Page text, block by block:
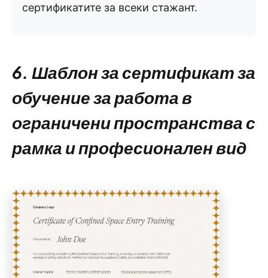
сертификатите за всеки стажант.
6. Шаблон за сертификат за
обучение за работа в
ограничени пространства с
рамка и професионален вид